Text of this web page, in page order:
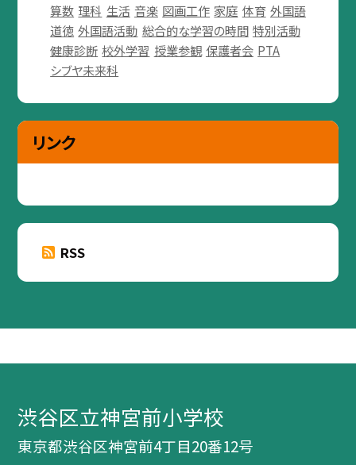
算数 理科 生活 音楽 図画工作 家庭 体育 外国語
道徳 外国語活動 総合的な学習の時間 特別活動
健康診断 校外学習 授業参観 保護者会 PTA
シブヤ未来科
リンク
RSS
渋谷区立神宮前小学校
東京都渋谷区神宮前4丁目20番12号